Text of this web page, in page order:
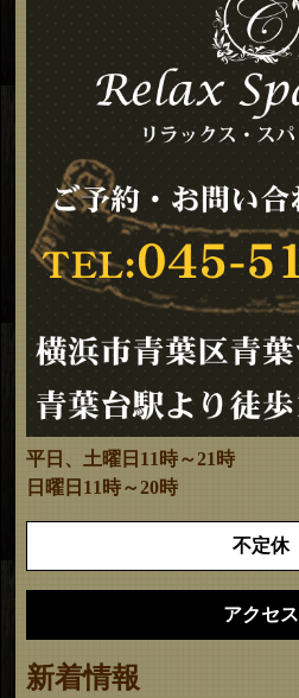
平日、土曜日11時～21時
日曜日11時～20時
不定休
アクセス
新着情報